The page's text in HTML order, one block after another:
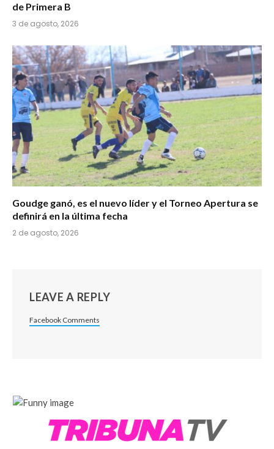
de Primera B
3 de agosto, 2026
Goudge ganó, es el nuevo líder y el Torneo Apertura se
definirá en la última fecha
2 de agosto, 2026
LEAVE A REPLY
Facebook Comments